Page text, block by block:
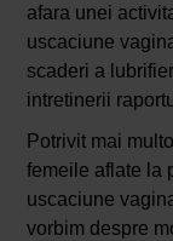
afara unei
uscaciune
scaderi a
intretinerii
Potrivit mai
femeile aflate la
uscaciune
vorbim despre